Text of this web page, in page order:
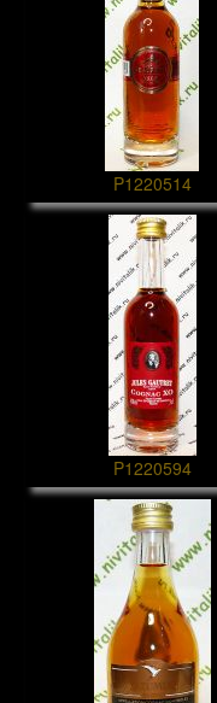
P1220514
P1220594